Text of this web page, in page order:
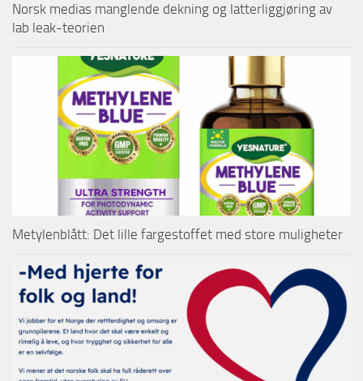
Norsk medias manglende dekning og latterliggjøring av
lab leak-teorien
Metylenblått: Det lille fargestoffet med store muligheter